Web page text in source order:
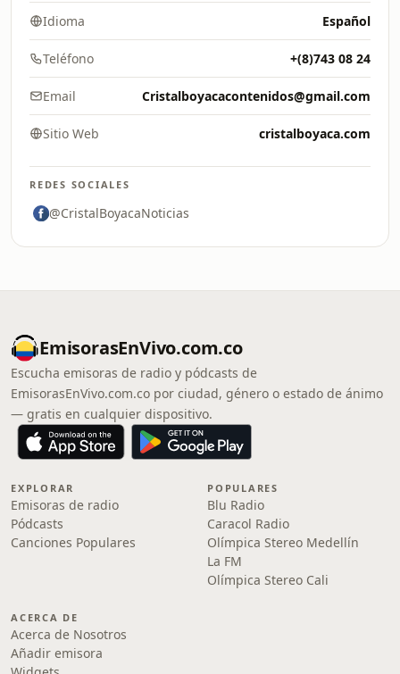
Idioma Español
Teléfono +(8)743 08 24
Email Cristalboyacacontenidos@gmail.com
Sitio Web cristalboyaca.com
REDES SOCIALES
@CristalBoyacaNoticias
EmisorasEnVivo.com.co
Escucha emisoras de radio y pódcasts de
EmisorasEnVivo.com.co por ciudad, género o estado de ánimo
— gratis en cualquier dispositivo.
EXPLORAR
Emisoras de radio
Pódcasts
Canciones Populares
POPULARES
Blu Radio
Caracol Radio
Olímpica Stereo Medellín
La FM
Olímpica Stereo Cali
ACERCA DE
Acerca de Nosotros
Añadir emisora